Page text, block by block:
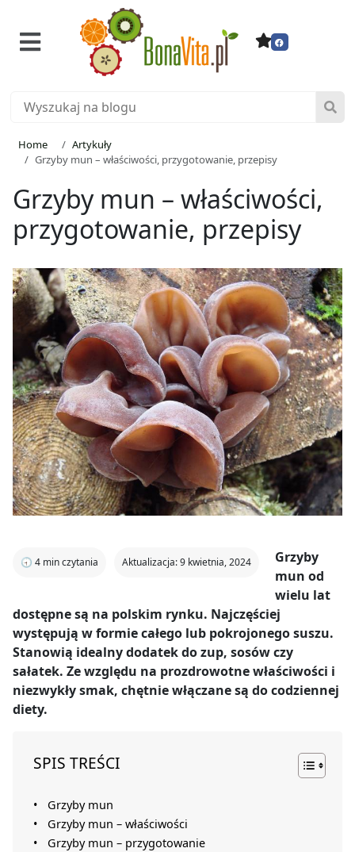
Home
Artykuły
Grzyby mun – właściwości, przygotowanie, przepisy
Grzyby mun – właściwości,
przygotowanie, przepisy
🕣 4 min czytania Aktualizacja: 9 kwietnia, 2024
Grzyby
mun od
wielu lat
dostępne są na polskim rynku. Najczęściej
występują w formie całego lub pokrojonego suszu.
Stanowią idealny dodatek do zup, sosów czy
sałatek. Ze względu na prozdrowotne właściwości i
niezwykły smak, chętnie włączane są do codziennej
diety.
SPIS TREŚCI
Grzyby mun
Grzyby mun – właściwości
Grzyby mun – przygotowanie